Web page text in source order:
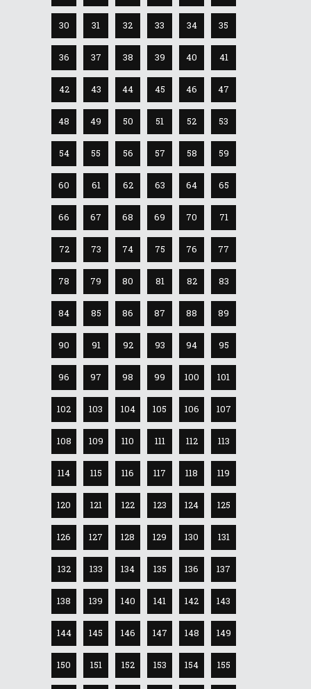
30 31 32 33 34 35
36 37 38 39 40 41
42 43 44 45 46 47
48 49 50 51 52 53
54 55 56 57 58 59
60 61 62 63 64 65
66 67 68 69 70 71
72 73 74 75 76 77
78 79 80 81 82 83
84 85 86 87 88 89
90 91 92 93 94 95
96 97 98 99 100 101
102 103 104 105 106 107
108 109 110 111 112 113
114 115 116 117 118 119
120 121 122 123 124 125
126 127 128 129 130 131
132 133 134 135 136 137
138 139 140 141 142 143
144 145 146 147 148 149
150 151 152 153 154 155